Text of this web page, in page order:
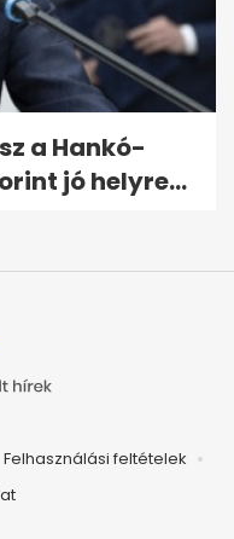
a Hankó-
jó helyre...
Felhasználási feltételek